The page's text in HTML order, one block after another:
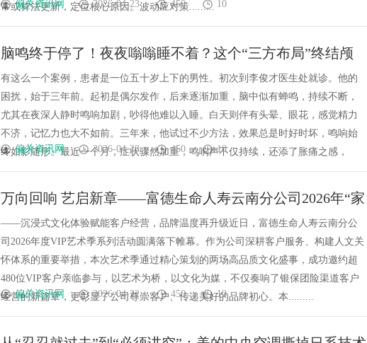
常或算法更新，定位核心原因。波动应对策.........
偏关资讯网 2026-04-23 450 10
脑鸣终于停了！夜夜嗡嗡睡不着？这个“三方布局”终结颅
内噪音
有这么一个案例，患者是一位五十岁上下的男性。初次到李俊才医生处就诊。他的
困扰，始于三年前。起初是偶尔发作，后来逐渐加重，脑中似有蝉鸣，持续不断，
尤其在夜深人静时鸣响加剧，吵得他难以入睡。白天则伴有头晕、眼花，感觉精力
不济，记忆力也大不如前。三年来，他试过不少方法，效果总是时好时坏，鸣响始
终如影随形。最近一个月，症状骤然加重，鸣响声不仅持续，还添了胀痛之感，
偏关资讯网 2026-04-23 450 10
万向回响 艺启新章——富德生命人寿云南分公司2026年“家
•恋”VIP艺术季圆满收官
——沉浸式文化体验赋能客户经营，品牌温度再升级近日，富德生命人寿云南分公
司2026年度VIP艺术季系列活动圆满落下帷幕。作为公司深耕客户服务、构建人文关
怀体系的重要举措，本次艺术季通过精心策划的两场高品质文化盛事，成功邀约超
480位VIP客户亲临参与，以艺术为桥，以文化为媒，不仅奏响了银保团险渠道客户
经营的新篇章，更彰显了公司尊崇客户、传递美好的品牌初心。本.........
偏关资讯网 2026-04-22 450 10